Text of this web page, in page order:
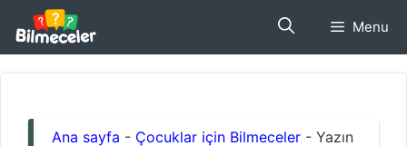
İçeriğe
atla
Menu
Ana sayfa - Çocuklar için Bilmeceler - Yazın